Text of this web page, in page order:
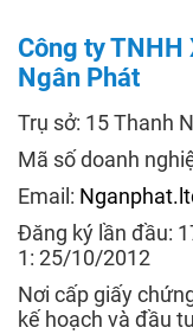
Công ty
Ngân Phát
Trụ sở: 15 Thanh
Mã số doanh
Email:
Đăng ký lần đầu:
1: 25/10/2012
Nơi cấp giấy
kế hoạch và đầu